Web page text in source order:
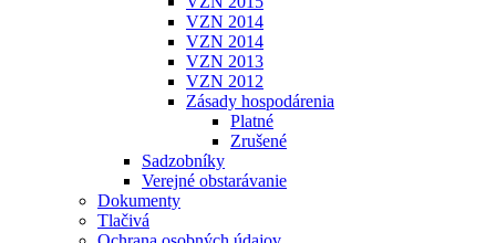
VZN 2014
VZN 2014
VZN 2013
VZN 2012
Zásady hospodárenia
Platné
Zrušené
Sadzobníky
Verejné obstarávanie
Dokumenty
Tlačivá